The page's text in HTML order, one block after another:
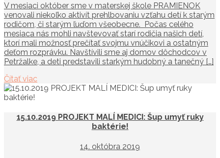
V mesiaci október sme v materskej škole PRAMIENOK
venovali niekoľko aktivít prehlbovaniu vzťahu detí k starým
rodičom, či starým ľuďom všeobecne. Počas celého
mesiaca nás mohli navštevovať starí rodičia našich detí,
ktorí mali možnosť prečítať svojmu vnúčikovi a ostatným
deťom rozprávku. Navštívili sme aj domov dôchodcov v
Petržalke, a deti predstavili starkým hudobný a tanečný […]
Čítať viac
15.10.2019 PROJEKT MALÍ MEDICI: Šup umyť ruky
baktérie!
14. októbra 2019